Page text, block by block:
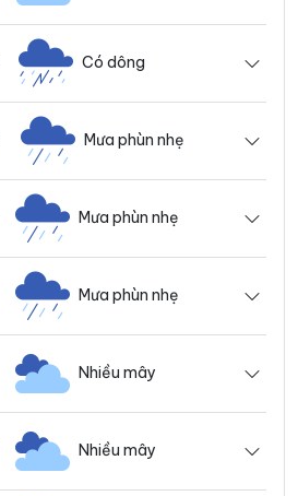
Có dông
Mưa phùn nhẹ
Mưa phùn nhẹ
Mưa phùn nhẹ
Nhiều mây
Nhiều mây